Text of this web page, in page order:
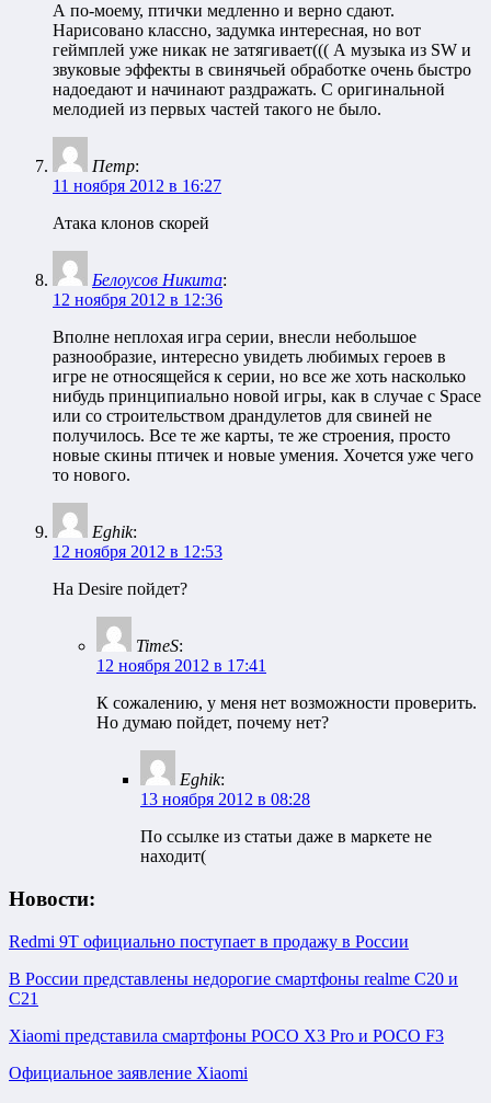
А по-моему, птички медленно и верно сдают.
Нарисовано классно, задумка интересная, но вот
геймплей уже никак не затягивает((( А музыка из SW и
звуковые эффекты в свинячьей обработке очень быстро
надоедают и начинают раздражать. С оригинальной
мелодией из первых частей такого не было.
Петр:
11 ноября 2012 в 16:27
Атака клонов скорей
Белоусов Никита:
12 ноября 2012 в 12:36
Вполне неплохая игра серии, внесли небольшое
разнообразие, интересно увидеть любимых героев в
игре не относящейся к серии, но все же хоть насколько
нибудь принципиально новой игры, как в случае с Space
или со строительством драндулетов для свиней не
получилось. Все те же карты, те же строения, просто
новые скины птичек и новые умения. Хочется уже чего
то нового.
Eghik:
12 ноября 2012 в 12:53
На Desire пойдет?
TimeS:
12 ноября 2012 в 17:41
К сожалению, у меня нет возможности проверить.
Но думаю пойдет, почему нет?
Eghik:
13 ноября 2012 в 08:28
По ссылке из статьи даже в маркете не
находит(
Новости:
Redmi 9T официально поступает в продажу в России
В России представлены недорогие смартфоны realme C20 и
C21
Xiaomi представила смартфоны POCO X3 Pro и POCO F3
Официальное заявление Xiaomi